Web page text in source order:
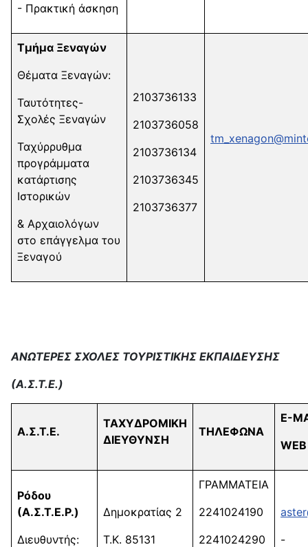
- Πρακτική άσκηση
Τμήμα Ξεναγών
Θέματα Ξεναγών:
Ταυτότητες-
Σχολές Ξεναγών
Ταχύρρυθμα
προγράμματα
κατάρτισης
Ιστορικών
& Αρχαιολόγων
στο επάγγελμα του
Ξεναγού
2103736133
2103736058
2103736134
2103736345
2103736377
ΑΝΩΤΕΡΕΣ ΣΧΟΛΕΣ ΤΟΥΡΙΣΤΙΚΗΣ ΕΚΠΑΙΔΕΥΣΗΣ
(Α.Σ.Τ.Ε.)
Α.Σ.Τ.Ε.
ΤΑΧΥΔΡΟΜΙΚΗ
ΔΙΕΥΘΥΝΣΗ
ΤΗΛΕΦΩΝΑ
E-
WEB
Ρόδου
(Α.Σ.Τ.Ε.Ρ.)
Διευθυντής:
Δημοκρατίας 2
Τ.Κ. 85131
ΓΡΑΜΜΑΤΕΙΑ
2241024190
2241024290
-